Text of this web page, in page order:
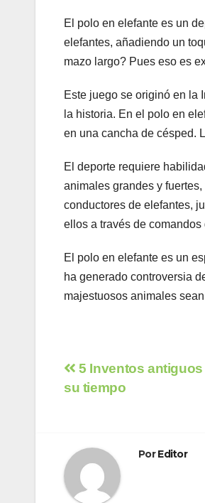
El polo en elefante es un
elefantes, añadiendo un
mazo largo? Pues eso es
Este juego se originó en la
la historia. En el polo en
en una cancha de césped.
El deporte requiere
animales grandes y
conductores de elefantes,
ellos a través de
El polo en elefante es un
ha generado controversia
majestuosos animales
Navegación
5 Inventos
su tiempo
PorEditor